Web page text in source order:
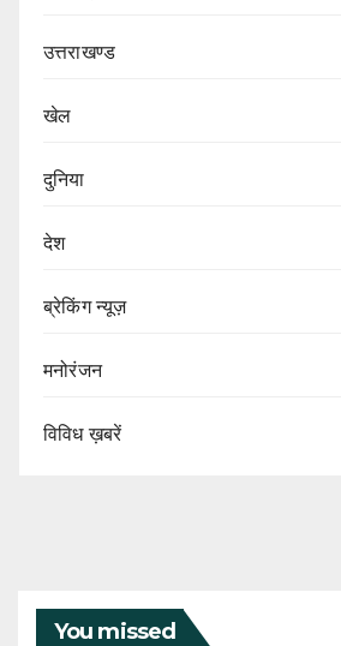
उत्तराखण्ड
खेल
दुनिया
देश
ब्रेकिंग न्यूज़
मनोरंजन
विविध ख़बरें
You missed